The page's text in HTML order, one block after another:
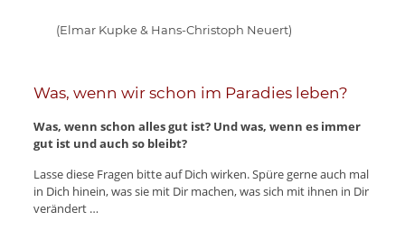
(Elmar Kupke & Hans-Christoph Neuert)
Was, wenn wir schon im Paradies leben?
Was, wenn schon alles gut ist? Und was, wenn es immer
gut ist und auch so bleibt?
Lasse diese Fragen bitte auf Dich wirken. Spüre gerne auch mal
in Dich hinein, was sie mit Dir machen, was sich mit ihnen in Dir
verändert …